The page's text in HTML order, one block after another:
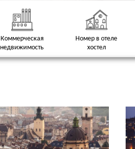
Коммерческая
недвижимость
Номер в отеле
хостел